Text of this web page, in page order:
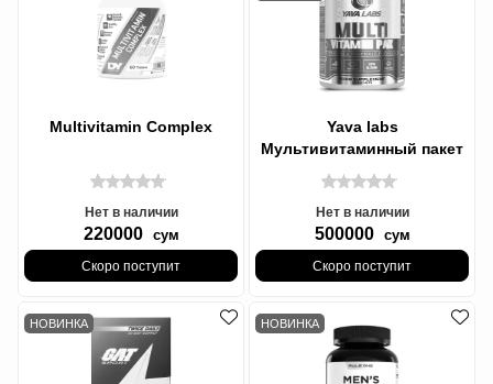
Multivitamin Complex
Нет в наличии
220000 сум
Скоро поступит
Yava labs
Мультивитаминный пакет
30 порций
Нет в наличии
500000 сум
Скоро поступит
НОВИНКА НОВИНКА